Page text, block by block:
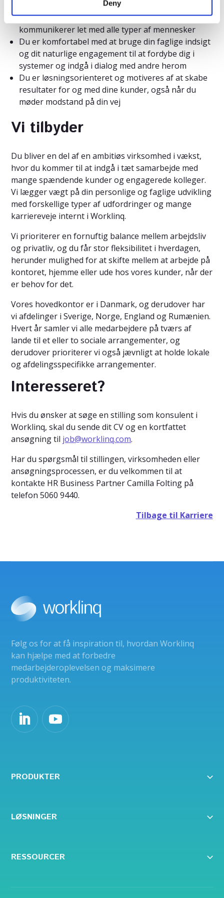
Deny
Du har let ved at opbygge tillidsfulde relationer og
kommunikerer let med alle typer af mennesker
Du er komfortabel med at bruge din faglige indsigt
og dit naturlige engagement til at fordybe dig i
systemer og indgå i dialog med andre herom
Du er løsningsorienteret og motiveres af at skabe
resultater for og med dine kunder, også når du
møder modstand på din vej
Vi tilbyder
Du bliver en del af en ambitiøs virksomhed i vækst,
hvor du kommer til at indgå i tæt samarbejde med
mange spændende kunder og engagerede kolleger.
Vi lægger vægt på din personlige og faglige udvikling
med forskellige typer af udfordringer og mange
karriereveje internt i Worklinq.
Vi prioriterer en fornuftig balance mellem arbejdsliv
og privatliv, og du får stor fleksibilitet i hverdagen,
herunder mulighed for at skifte mellem at arbejde på
kontoret, hjemme eller ude hos vores kunder, når der
er behov for det.
Vores hovedkontor er i Danmark, og derudover har
vi afdelinger i Sverige, Norge, England og Rumænien.
Hvert år samler vi alle medarbejdere på tværs af
lande til et eller to sociale arrangementer, og
derudover prioriterer vi også jævnligt at holde lokale
og afdelingsspecifikke arrangementer.
Interesseret?
Hvis du ønsker at søge en stilling som konsulent i
Worklinq, skal du sende dit CV og en kortfattet
ansøgning til job@worklinq.com.
Har du spørgsmål til stillingen, virksomheden eller
ansøgningsprocessen, er du velkommen til at
kontakte HR Business Partner Camilla Folting på
telefon 5060 9440.
Tilbage til Karriere
Følg os for at få inspiration til, hvordan Worklinq
kan hjælpe med at forbedre
medarbejderoplevelsen og maksimere
produktiviteten.
PRODUKTER
LØSNINGER
RESSOURCER